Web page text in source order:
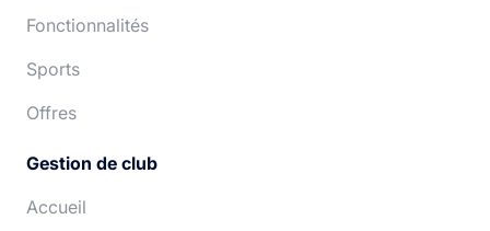
Fonctionnalités
Sports
Offres
Gestion de club
Accueil